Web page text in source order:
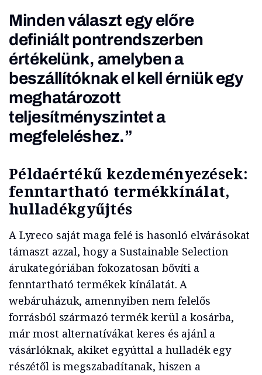
Minden választ egy előre
definiált pontrendszerben
értékelünk, amelyben a
beszállítóknak el kell érniük egy
meghatározott
teljesítményszintet a
megfeleléshez.”
Példaértékű kezdeményezések:
fenntartható termékkínálat,
hulladékgyűjtés
A Lyreco saját maga felé is hasonló elvárásokat
támaszt azzal, hogy a Sustainable Selection
árukategóriában fokozatosan bővíti a
fenntartható termékek kínálatát. A
webáruházuk, amennyiben nem felelős
forrásból származó termék kerül a kosárba,
már most alternatívákat keres és ajánl a
vásárlóknak, akiket egyúttal a hulladék egy
részétől is megszabadítanak, hiszen a